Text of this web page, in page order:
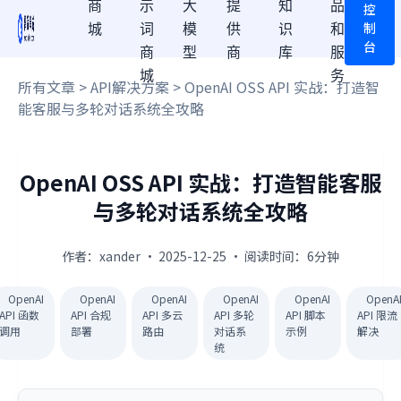
商
城
示
词
商
城
大
模
型
提
供
商
知
识
库
品
和
服
务
控
制
台
所有文章 >API解决方案 > OpenAI OSS API 实战：打造智
能客服与多轮对话系统全攻略
OpenAI OSS API 实战：打造智能客服
与多轮对话系统全攻略
作者：xander · 2025-12-25 · 阅读时间：6分钟
OpenAI
API 函数
调用
OpenAI
API 合规
部署
OpenAI
API 多云
路由
OpenAI
API 多轮
对话系
统
OpenAI
API 脚本
示例
OpenAI
API 限流
解决